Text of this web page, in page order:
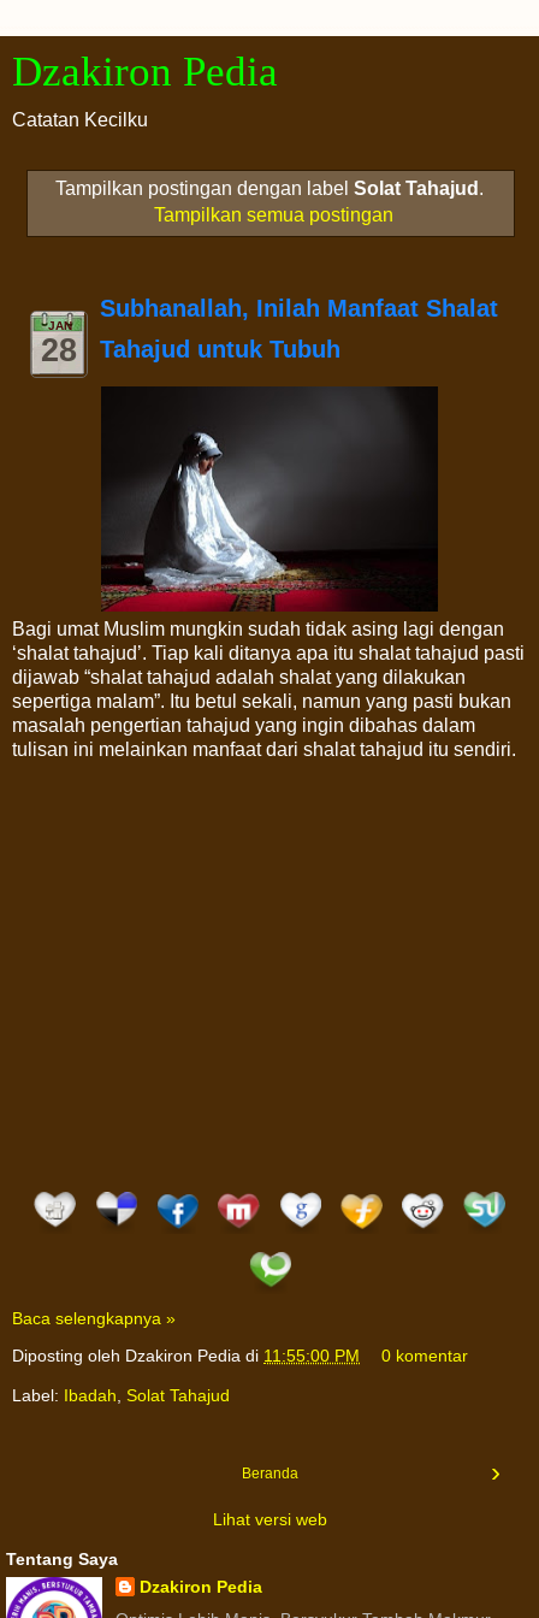
Dzakiron Pedia
Catatan Kecilku
Tampilkan postingan dengan label Solat Tahajud .
Tampilkan semua postingan
JAN
28
Subhanallah, Inilah Manfaat Shalat
Tahajud untuk Tubuh
Bagi umat Muslim mungkin sudah tidak asing lagi dengan
‘shalat tahajud’. Tiap kali ditanya apa itu shalat tahajud pasti
dijawab “shalat tahajud adalah shalat yang dilakukan
sepertiga malam”. Itu betul sekali, namun yang pasti bukan
masalah pengertian tahajud yang ingin dibahas dalam
tulisan ini melainkan manfaat dari shalat tahajud itu sendiri.
Baca selengkapnya »
Diposting oleh Dzakiron Pedia di 11:55:00 PM 0 komentar
Label: Ibadah, Solat Tahajud
›
Beranda
Lihat versi web
Tentang Saya
Dzakiron Pedia